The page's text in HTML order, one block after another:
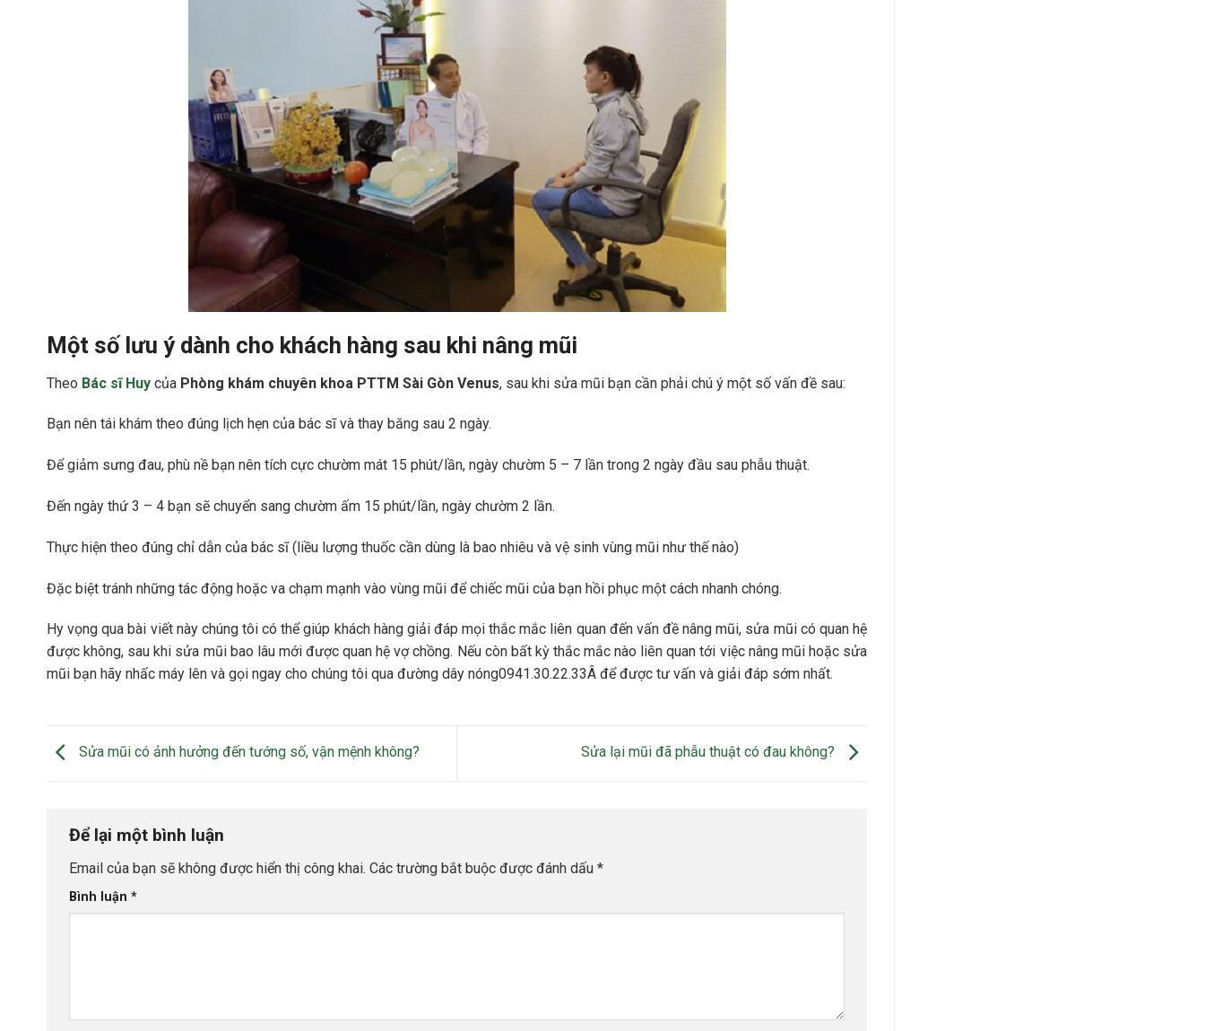
Một số lưu ý dành cho khách hàng sau khi nâng mũi
Theo Bác sĩ Huy của Phòng khám chuyên khoa PTTM Sài Gòn Venus, sau khi sửa mũi bạn cần phải chú ý một số vấn đề sau:
Bạn nên tái khám theo đúng lịch hẹn của bác sĩ và thay băng sau 2 ngày.
Để giảm sưng đau, phù nề bạn nên tích cực chườm mát 15 phút/lần, ngày chườm 5 – 7 lần trong 2 ngày đầu sau phẫu thuật.
Đến ngày thứ 3 – 4 bạn sẽ chuyển sang chườm ấm 15 phút/lần, ngày chườm 2 lần.
Thực hiện theo đúng chỉ dẫn của bác sĩ (liều lượng thuốc cần dùng là bao nhiêu và vệ sinh vùng mũi như thế nào)
Đặc biệt tránh những tác động hoặc va chạm mạnh vào vùng mũi để chiếc mũi của bạn hồi phục một cách nhanh chóng.
Hy vọng qua bài viết này chúng tôi có thể giúp khách hàng giải đáp mọi thắc mắc liên quan đến vấn đề nâng mũi, sửa mũi có quan hệ
được không, sau khi sửa mũi bao lâu mới được quan hệ vợ chồng. Nếu còn bất kỳ thắc mắc nào liên quan tới việc nâng mũi hoặc sửa
mũi bạn hãy nhấc máy lên và gọi ngay cho chúng tôi qua đường dây nóng0941.30.22.33Â để được tư vấn và giải đáp sớm nhất.
Sửa mũi có ảnh hưởng đến tướng số, vận mệnh không? Sửa lại mũi đã phẫu thuật có đau không?
Để lại một bình luận
Email của bạn sẽ không được hiển thị công khai. Các trường bắt buộc được đánh dấu *
Bình luận *